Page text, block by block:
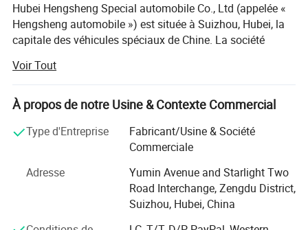
Paramètres du produit
JAC
Hubei Hengsheng Special automobile Co., Ltd (appelée «
Hengsheng automobile ») est située à Suizhou, Hubei, la
capitale des véhicules spéciaux de Chine. La société
la vente de véhicules spéciaux, principalement destinés
aux marchés de l'assainissement municipal, des secours
d'urgence, des secours techniques et des transports
marché avec des produits et des services de haute qualité.
séries principales : série sanitaire : camions à ordures,
camions de lavage et de balayage, camions sprinkleur,
chariots aspirant, etc. ; série technique : grues à bord,
véhicules de travail aériens, véhicules de déminage,
Voir Tout
À propos de notre Usine & Contexte Commercial
Type d'Entreprise
Fabricant/Usine & Société
Commerciale
Adresse
Yumin Avenue and Starlight Two
Road Interchange, Zengdu District,
Suizhou, Hubei, China